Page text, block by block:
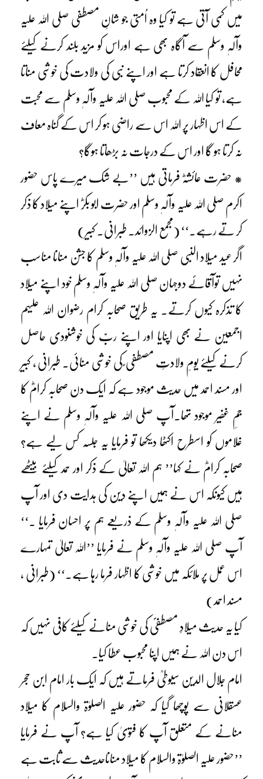
میں کمی آتی ہے تو کیا وہ اُمتی جو شانِ مصطفی صلی اللہ علیہ
وآلہٖ وسلم سے آگاہ بھی ہے اوراس کو مزید بلند کرنے کیلئے
محافل کا انعقاد کرتا ہے اور اپنے نبی کی ولادت کی خوشی مناتا
ہے، تو کیا اللہ کے محبوب صلی اللہ علیہ وآلہٖ وسلم سے محبت
کے اس اظہار پر اللہ اس سے راضی ہو کر اس کے گناہ معاف
نہ کرتا ہو گا اور اس کے درجات نہ بڑھاتا ہوگا؟
* حضرت عائشہؓ فرماتی ہیں ’’بے شک میرے پاس حضور
اکرم صلی اللہ علیہ وآلہٖ وسلم اور حضرت ابو بکرؓ اپنے میلاد کا ذکر
کر تے رہے۔‘‘ (مجمع الزوائد۔ طبرانی۔ کبیر)
اگر عید میلاد النبی صلی اللہ علیہ وآلہٖ وسلم کا جشن منانا مناسب
نہیں توآقائے دوجہان صلی اللہ علیہ وآلہٖ وسلم خود اپنے میلاد
کا تذکرہ کیوں کرتے۔ یہ طریق صحابہ کرام رضوان اللہ علیہم
اجمعین نے بھی اپنایا اور اپنے ربّ کی خوشنودی حاصل
کرنے کیلئے یومِ ولادتِ مصطفی ؐ کی خوشی منائی۔ طبرانی ، کبیر
اور مسند احمد میں حدیث موجود ہے کہ ایک دن صحابہ کرامؓ کا
جمِ غفیر موجود تھا۔آپ صلی اللہ علیہ وآلہٖ وسلم نے اپنے
غلاموں کو اسطرح اکٹھا دیکھا تو فرمایا یہ جلسہ کس لیے ہے؟
صحابہ کرامؓ نے کہا’’ ہم اللہ تعالیٰ کے ذکر اور حمد کیلئے بیٹھے
ہیں کیونکہ اس نے ہمیں اپنے دین کی ہدایت دی اور آپ
صلی اللہ علیہ وآلہٖ وسلم کے ذریعے ہم پر احسان فرمایا ۔‘‘
آپ صلی اللہ علیہ وآلہٖ وسلم نے فرمایا ’’اللہ تعالیٰ تمہارے
اس عمل پر ملائکہ میں خوشی کا اظہار فرما رہا ہے۔‘‘ (طبرانی ،
مسند احمد)
کیا یہ حدیث میلادِ مصطفیؐ کی خوشی منانے کیلئے کافی نہیں کہ
اس دن اللہ نے ہمیں اپنا محبوب عطا کیا۔
امام جلال الدین سیوطیؒ فرماتے ہیں کہ ایک بار امام ابن حجر
عسقلانی سے پوچھا گیا کہ حضور علیہ الصلوٰۃ والسلام کا میلاد
منانے کے متعلق آپ کا فتویٰ کیا ہے؟ آپ نے فرمایا
’’حضور علیہ الصلوٰۃ والسلام کا میلاد مناناحدیث سے ثابت ہے